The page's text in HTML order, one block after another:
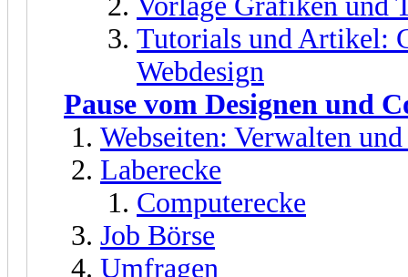
Tutorials und Artikel:
Webdesign
Pause vom Designen und
Webseiten: Verwalten
Laberecke
Computerecke
Job Börse
Umfragen